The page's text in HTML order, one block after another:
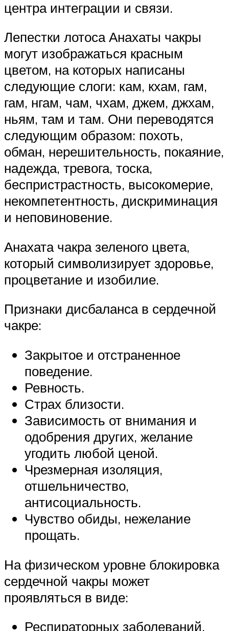
центра интеграции и связи.
Лепестки лотоса Анахаты чакры
могут изображаться красным
цветом, на которых написаны
следующие слоги: кам, кхам, гам,
гам, нгам, чам, чхам, джем, джхам,
ньям, там и там. Они переводятся
следующим образом: похоть,
обман, нерешительность, покаяние,
надежда, тревога, тоска,
беспристрастность, высокомерие,
некомпетентность, дискриминация
и неповиновение.
Анахата чакра зеленого цвета,
который символизирует здоровье,
процветание и изобилие.
Признаки дисбаланса в сердечной
чакре:
Закрытое и отстраненное
поведение.
Ревность.
Страх близости.
Зависимость от внимания и
одобрения других, желание
угодить любой ценой.
Чрезмерная изоляция,
отшельничество,
антисоциальность.
Чувство обиды, нежелание
прощать.
На физическом уровне блокировка
сердечной чакры может
проявляться в виде:
Респираторных заболеваний.